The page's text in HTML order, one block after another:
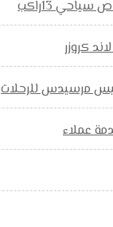
13راكب
كروزر
مرسيدس للرحلات
عملاء